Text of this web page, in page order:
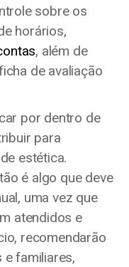
sobre os
horários,
, além de
de avaliação
por dentro de
para
estética.
é algo que deve
uma vez que
atendidos e
recomendarão
familiares,